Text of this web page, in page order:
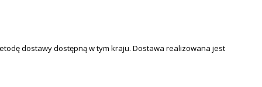
dostawy dostępną w tym kraju. Dostawa realizowana jest